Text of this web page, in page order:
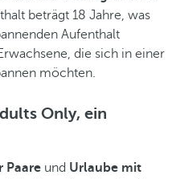
beträgt 18 Jahre, was
Aufenthalt
die sich in einer
möchten.
Only, ein
Paare und Urlaube mit